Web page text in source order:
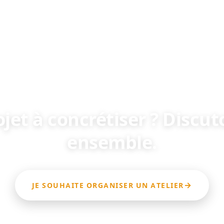
à concrétiser ?
ensemble.
JE SOUHAITE ORGANISER UN ATELIER